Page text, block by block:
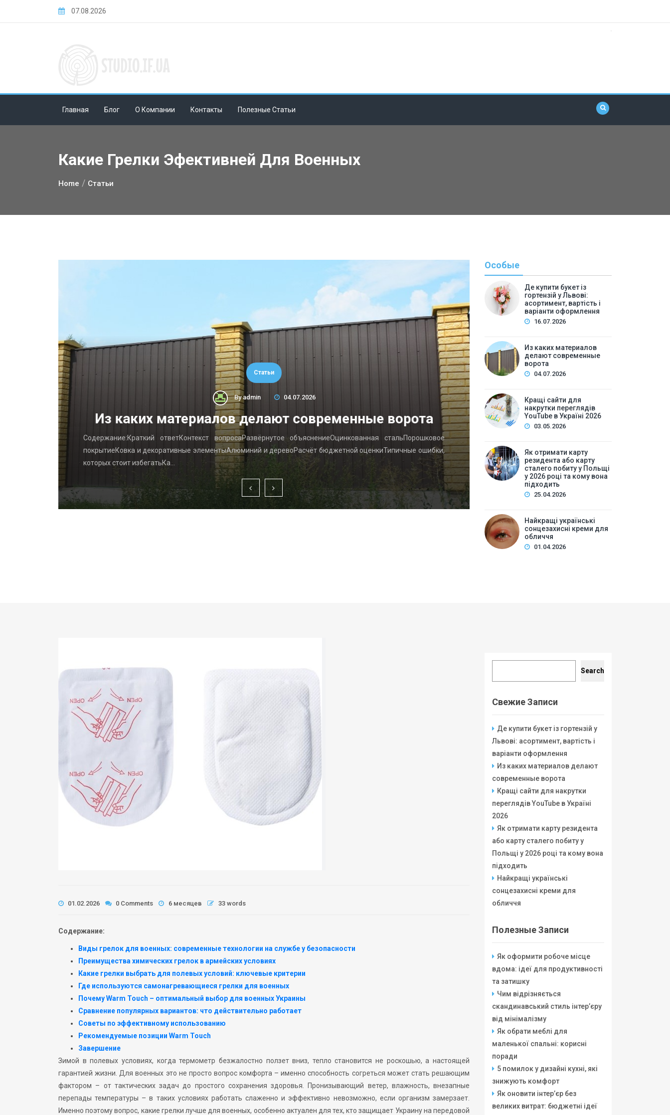
07.08.2026
Главная Блог О Компании Контакты Полезные Статьи
Какие Грелки Эфективней Для Военных
Home Статьи
Статьи
Byadmin 04.07.2026
Из каких материалов делают современные ворота
Содержание:Краткий ответКонтекст вопросаРазвёрнутое объяснениеОцинкованная стальПорошковое
покрытиеКовка и декоративные элементыАлюминий и деревоРасчёт бюджетной оценкиТипичные ошибки,
которых стоит избегатьКа…
Кращі сайти для
Зміст:
Чим відрізняється безпечна накрутка переглядів
Накрутка переглядів vs органічне просування: що
ТОП сайтів для накрутки переглядів YouTube…
Особые
Де купити букет із
гортензій у Львові:
асортимент, вартість і
варіанти оформлення
16.07.2026
Из каких материалов
делают современные
ворота
04.07.2026
Кращі сайти для
накрутки переглядів
YouTube в Україні 2026
03.05.2026
Як отримати карту
резидента або карту
сталего побиту у Польщі
у 2026 році та кому вона
підходить
25.04.2026
Найкращі українські
сонцезахисні креми для
обличчя
01.04.2026
01.02.2026 0 Comments 6 месяцев 33 words
Содержание:
Виды грелок для военных: современные технологии на службе у безопасности
Преимущества химических грелок в армейских условиях
Какие грелки выбрать для полевых условий: ключевые критерии
Где используются самонагревающиеся грелки для военных
Почему Warm Touch – оптимальный выбор для военных Украины
Сравнение популярных вариантов: что действительно работает
Советы по эффективному использованию
Рекомендуемые позиции Warm Touch
Завершение
Зимой в полевых условиях, когда термометр безжалостно ползет вниз, тепло становится не роскошью, а настоящей
гарантией жизни. Для военных это не просто вопрос комфорта – именно способность согреться может стать решающим
фактором – от тактических задач до простого сохранения здоровья. Пронизывающий ветер, влажность, внезапные
перепады температуры – в таких условиях работать слаженно и эффективно невозможно, если организм замерзает.
Именно поэтому вопрос, какие грелки лучше для военных, особенно актуален для тех, кто защищает Украину на передовой
Search
Свежие Записи
Де купити букет із гортензій у
Львові: асортимент, вартість і
варіанти оформлення
Из каких материалов делают
современные ворота
Кращі сайти для накрутки
переглядів YouTube в Україні
2026
Як отримати карту резидента
або карту сталего побиту у
Польщі у 2026 році та кому вона
підходить
Найкращі українські
сонцезахисні креми для
обличчя
Полезные Записи
Як оформити робоче місце
вдома: ідеї для продуктивності
та затишку
Чим відрізняється
скандинавський стиль інтер’єру
від мінімалізму
Як обрати меблі для
маленької спальні: корисні
поради
5 помилок у дизайні кухні, які
знижують комфорт
Як оновити інтер’єр без
великих витрат: бюджетні ідеї